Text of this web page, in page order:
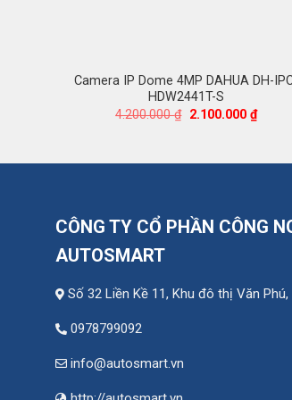
Camera IP Dome 4MP DAHUA DH-
HDW2441T-S
4.200.000₫ Giá
2.100.000 ₫Giá
hiện
CÔNG TY CỔ PHẦN CÔNG
AUTOSMART
Số 32 Liền Kề 11, Khu đô thị Văn
0978799092
info@autosmart.vn